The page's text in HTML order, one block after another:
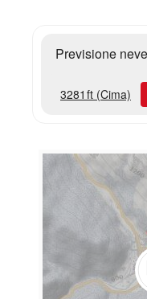
Previsione neve
3281 ft (Cima)